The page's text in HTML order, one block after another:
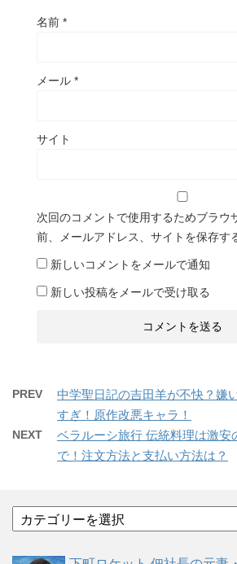
名前 *
メール *
サイト
次回のコメントで使用するためブラウ
前、メールアドレス、サイトを保存す
新しいコメントをメールで通知
新しい投稿をメールで受け取る
PREV
中学聖日記の吉田羊が不快？嫌
すぎ！原作改悪キャラ！
NEXT
ベラルーシ旅行 伝統料理は激安
で！注文方法と支払い方法は？
テ